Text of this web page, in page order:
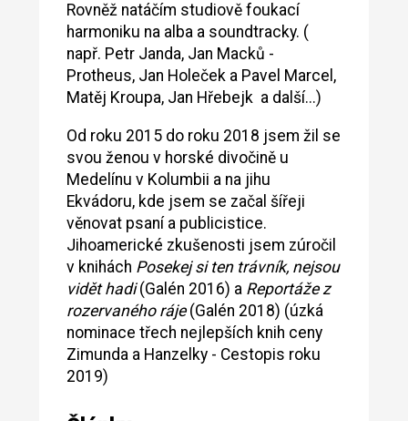
Rovněž natáčím studiově foukací
harmoniku na alba a soundtracky. (
např. Petr Janda, Jan Macků -
Protheus, Jan Holeček a Pavel Marcel,
Matěj Kroupa, Jan Hřebejk a další...)
Od roku 2015 do roku 2018 jsem žil se
svou ženou v horské divočině u
Medelínu v Kolumbii a na jihu
Ekvádoru, kde jsem se začal šířeji
věnovat psaní a publicistice.
Jihoamerické zkušenosti jsem zúročil
v knihách Posekej si ten trávník, nejsou
vidět hadi(Galén 2016) a Reportáže z
rozervaného ráje(Galén 2018) (úzká
nominace třech nejlepších knih ceny
Zimunda a Hanzelky - Cestopis roku
2019)